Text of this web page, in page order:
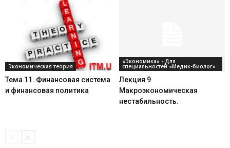
Экономическая теория
Тема 11. Финансовая система
и финансовая политика
«Экономика» - Для
специальностей «Медик-биолог»
Лекция 9
Макроэкономическая
нестабильность.